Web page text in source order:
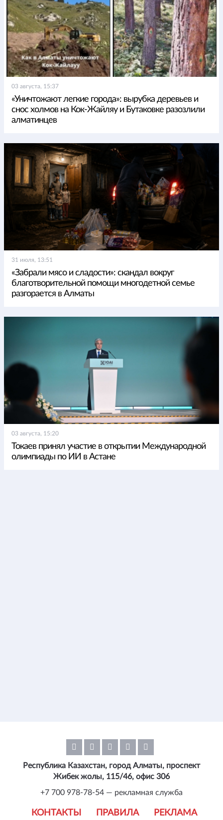
03 августа, 15:37
«Уничтожают легкие города»: вырубка деревьев и
снос холмов на Кок-Жайляу и Бутаковке разозлили
алматинцев
31 июля, 13:51
«Забрали мясо и сладости»: скандал вокруг
благотворительной помощи многодетной семье
разгорается в Алматы
03 августа, 15:20
Токаев принял участие в открытии Международной
олимпиады по ИИ в Астане
КОНТАКТЫ ПРАВИЛА РЕКЛАМА
Республика Казахстан, город Алматы, проспект
Жибек жолы, 115/46, офис 306
+7 700 978-78-54 — рекламная служба